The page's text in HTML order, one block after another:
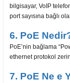
bilgisayar, VoIP
port sayısına bağlı
6. PoE
PoE’nin bağlama
ethernet protokol
7. PoE Ne e